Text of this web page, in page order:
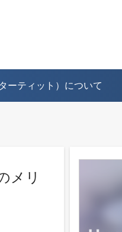
ーティット）について
メリ